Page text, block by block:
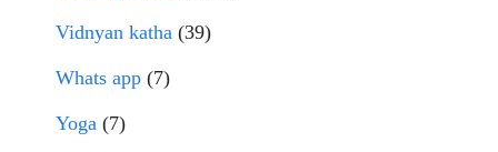
Vidnyan katha (39)
Whats app (7)
Yoga (7)